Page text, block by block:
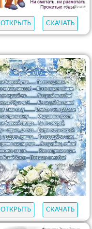
ОТКРЫТЬ СКАЧАТЬ
ОТКРЫТЬ СКАЧАТЬ